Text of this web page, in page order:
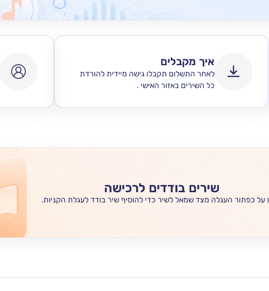
איך מקבלים
לאחר התשלום תקבלו גישה מיידית להורדת
כל השירים באזור האישי .
שירים בודדים לרכישה
על כפתור העגלה מצד שמאל לשיר כדי להוסיף שיר בודד לעגלת הקניות.